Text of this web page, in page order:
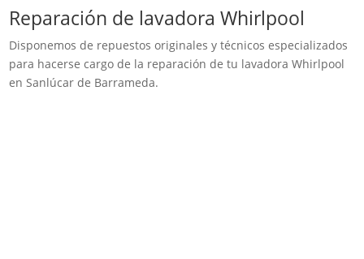
Reparación de lavadora Whirlpool
Disponemos de repuestos originales y técnicos especializados
para hacerse cargo de la reparación de tu lavadora Whirlpool
en Sanlúcar de Barrameda.